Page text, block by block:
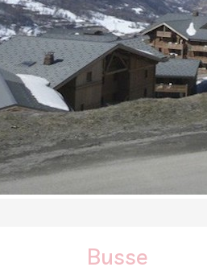
Busse